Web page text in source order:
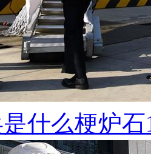
什么梗炉石